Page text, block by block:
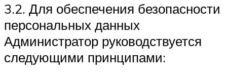
3.2. Для обеспечения безопасности
персональных данных
Администратор руководствуется
следующими принципами: